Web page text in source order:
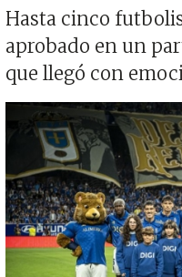
Hasta cinco
aprobado en un
que llegó con
Imagen